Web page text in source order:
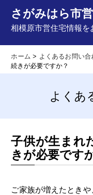
さがみはら市
相模原市営住宅情報を
ホーム > よくあるお問い合
続きが必要ですか？
よくあ
子供が生まれ
きが必要です
ご家族が増えたとき